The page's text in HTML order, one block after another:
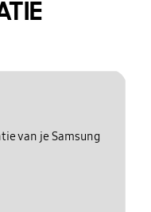
van je Samsung